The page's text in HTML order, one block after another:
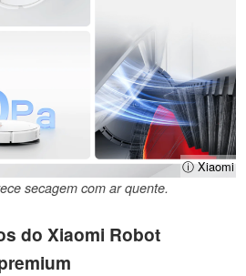
ⓘ Xiaomi
secagem com ar quente.
do Xiaomi Robot